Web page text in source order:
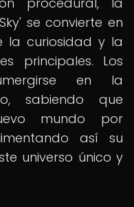
se convierte en
la curiosidad y la
principales. Los
en la
sabiendo que
mundo por
así su
universo único y